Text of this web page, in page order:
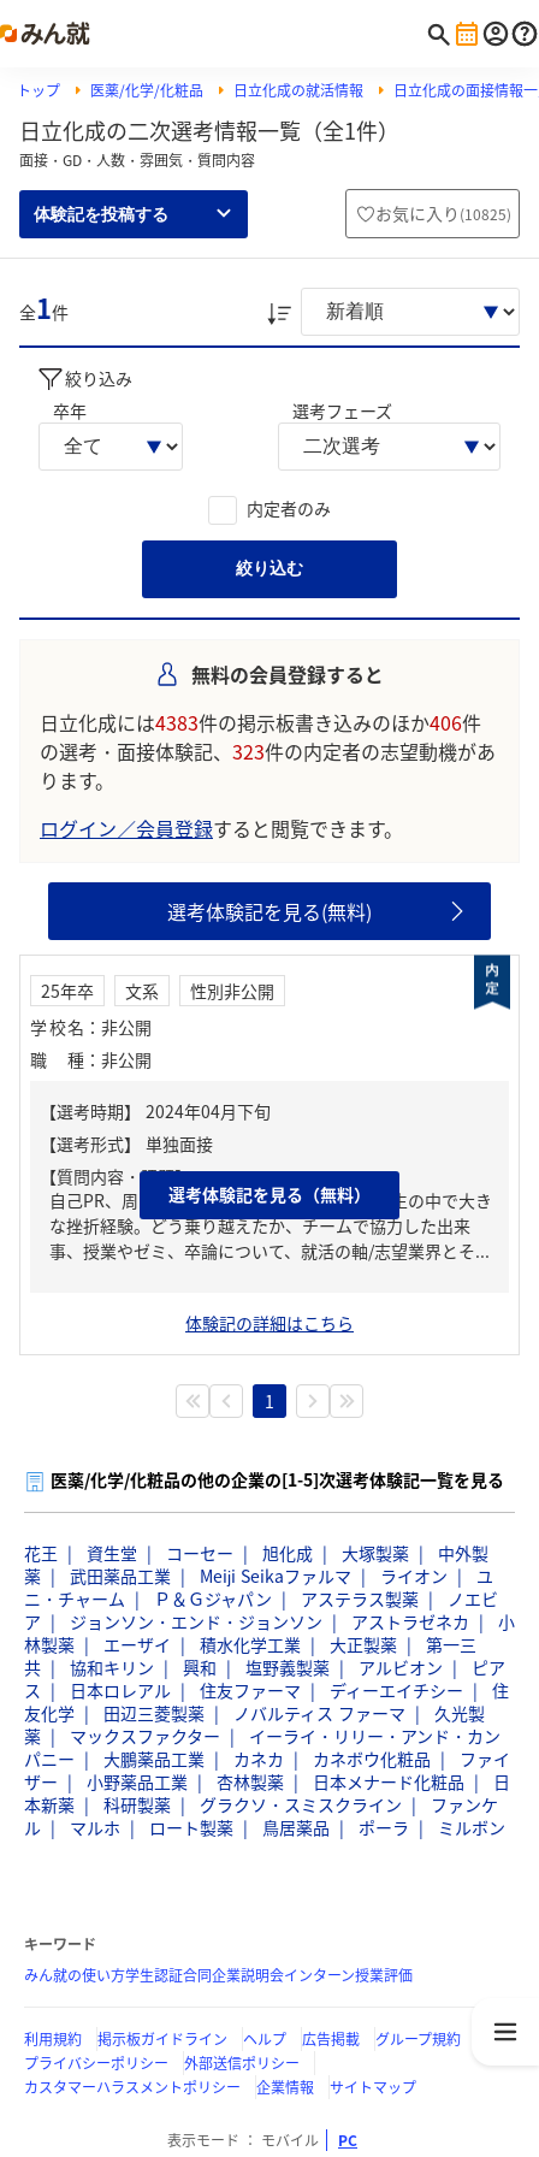
トップ 医薬/化学/化粧品 日立化成の就活情報 日立化成の面接情報
日立化成の二次選考情報一覧（全1件）
面接・GD・人数・雰囲気・質問内容
体験記を投稿する お気に入り (10825)
全1件
絞り込み
卒年
選考フェーズ
内定者のみ
絞り込む
無料の会員登録すると
日立化成には4383件の掲示板書き込みのほか406件
の選考・面接体験記、 323件の内定者の志望動機があ
ります。
ログイン／会員登録すると閲覧できます。
選考体験記を見る(無料)
25年卒 文系
性別非公開
学校名 ： 非公開
職種 ： 非公開
【質問内容・課題】
自己PR、周りからどんな人といわれる？、人生の中で大き
な挫折経験。どう乗り越えたか、チームで協力した出来
事、授業やゼミ、卒論について、就活の軸/志望業界とそ...
選考体験記を見る（無料）
体験記の詳細はこちら
1
医薬/化学/化粧品の他の企業の[1-5]次選考体験記一覧を見る
花王 資生堂 コーセー 旭化成 大塚製薬
中外製
薬
武田薬品工業 Meiji Seikaファルマ ライオン
ユ
ニ・チャーム
Ｐ＆Ｇジャパン アステラス製薬
ノエビ
ア
ジョンソン・エンド・ジョンソン アストラゼネカ
小
林製薬
エーザイ 積水化学工業 大正製薬
第一三
共
協和キリン 興和 塩野義製薬 アルビオン
ピア
ス
日本ロレアル 住友ファーマ ディーエイチシー
住
友化学
田辺三菱製薬 ノバルティス ファーマ
久光製
薬
マックスファクター
イーライ・リリー・アンド・カン
パニー
大鵬薬品工業 カネカ カネボウ化粧品
ファイ
ザー
小野薬品工業 杏林製薬 日本メナード化粧品
日
本新薬
科研製薬 グラクソ・スミスクライン
ファンケ
ル
マルホ ロート製薬 鳥居薬品 ポーラ ミルボン
キーワード
みん就の使い方学生認証合同企業説明会インターン授業評価
利用規約 掲示板ガイドライン ヘルプ 広告掲載
グループ規約
プライバシーポリシー
外部送信ポリシー
カスタマーハラスメントポリシー
企業情報 サイトマップ
表示モード モバイル PC